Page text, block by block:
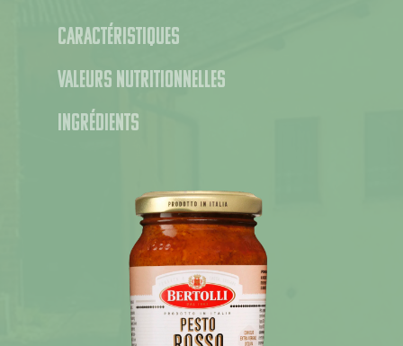
Caractéristiques
Valeurs nutritionnelles
Ingrédients